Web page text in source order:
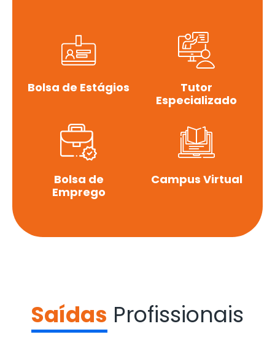
Bolsa de Estágios
Tutor
Especializado
Bolsa de
Emprego
Campus Virtual
Saídas Profissionais